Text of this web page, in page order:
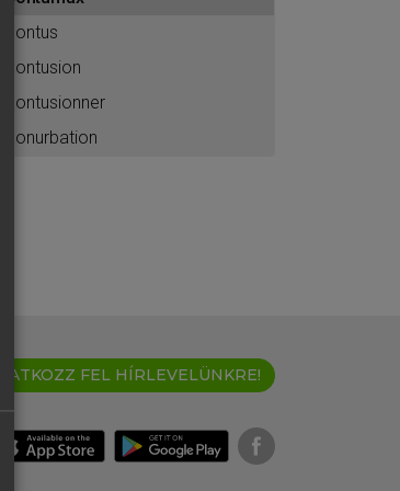
contus
contusion
contusionner
conurbation
IRATKOZZ FEL HÍRLEVELÜNKRE!